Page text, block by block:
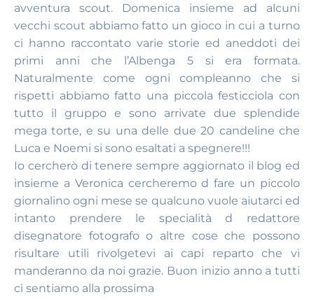
avventura scout. Domenica insieme ad alcuni
vecchi scout abbiamo fatto un gioco in cui a turno
ci hanno raccontato varie storie ed aneddoti dei
primi anni che l’Albenga 5 si era formata.
Naturalmente come ogni compleanno che si
rispetti abbiamo fatto una piccola festicciola con
tutto il gruppo e sono arrivate due splendide
mega torte, e su una delle due 20 candeline che
Luca e Noemi si sono esaltati a spegnere!!!
Io cercherò di tenere sempre aggiornato il blog ed
insieme a Veronica cercheremo d fare un piccolo
giornalino ogni mese se qualcuno vuole aiutarci ed
intanto prendere le specialità d redattore
disegnatore fotografo o altre cose che possono
risultare utili rivolgetevi ai capi reparto che vi
manderanno da noi grazie. Buon inizio anno a tutti
ci sentiamo alla prossima